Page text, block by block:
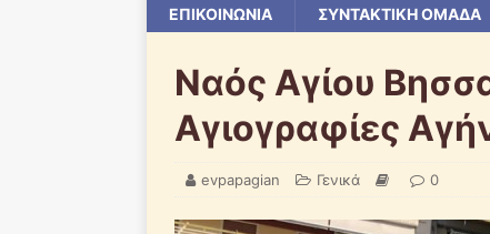
ΕΠΙΚΟΙΝΩΝΙΑ ΣΥΝΤΑΚΤΙΚΗ ΟΜΑΔΑ
Ναός Αγίου
Αγιογραφίες
evpapagian Γενικά 0